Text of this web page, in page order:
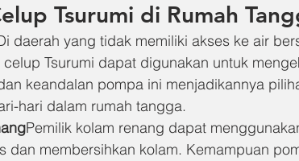
Tsurumi di Rumah
daerah yang tidak memiliki akses ke air
Tsurumi dapat digunakan untuk
keandalan pompa ini menjadikannya
hari dalam rumah tangga.
Pemilik kolam renang dapat
dan membersihkan kolam. Kemampuan